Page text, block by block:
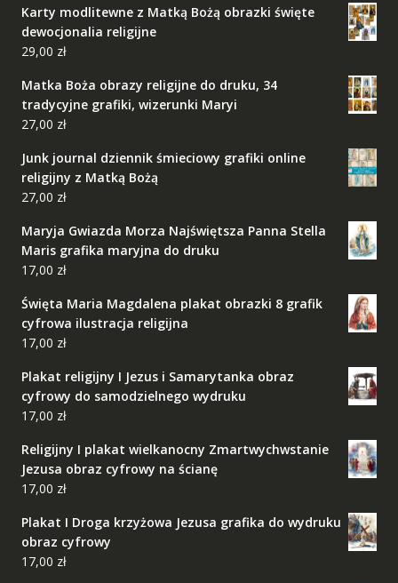
Karty modlitewne z Matką Bożą obrazki święte
dewocjonalia religijne
29,00 zł
Matka Boża obrazy religijne do druku, 34
tradycyjne grafiki, wizerunki Maryi
27,00 zł
Junk journal dziennik śmieciowy grafiki online
religijny z Matką Bożą
27,00 zł
Maryja Gwiazda Morza Najświętsza Panna Stella
Maris grafika maryjna do druku
17,00 zł
Święta Maria Magdalena plakat obrazki 8 grafik
cyfrowa ilustracja religijna
17,00 zł
Plakat religijny I Jezus i Samarytanka obraz
cyfrowy do samodzielnego wydruku
17,00 zł
Religijny I plakat wielkanocny Zmartwychwstanie
Jezusa obraz cyfrowy na ścianę
17,00 zł
Plakat I Droga krzyżowa Jezusa grafika do wydruku
obraz cyfrowy
17,00 zł